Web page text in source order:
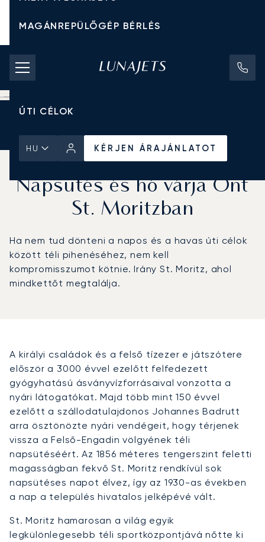
MAGÁNREPÜLŐGÉP BÉRLÉS
CHARTER ÁRAK
MAGÁNREPÜLŐGÉPEK
ÚTI CÉLOK
HU KÉRJEN ÁRAJÁNLATOT
Tökéletes téli úti cél:
Napsütés és hó várja Önt
St. Moritzban
Ha nem tud dönteni a napos és a havas úti célok
között téli pihenéséhez, nem kell
kompromisszumot kötnie. Irány St. Moritz, ahol
mindkettőt megtalálja.
A királyi családok és a felső tízezer e játszótere
először a 3000 évvel ezelőtt felfedezett
gyógyhatású ásványvízforrásaival vonzotta a
nyári látogatókat. Majd több mint 150 évvel
ezelőtt a szállodatulajdonos Johannes Badrutt
arra ösztönözte nyári vendégeit, hogy térjenek
vissza a Felső-Engadin völgyének téli
napsütéséért. Az 1856 méteres tengerszint feletti
magasságban fekvő St. Moritz rendkívül sok
napsütéses napot élvez, így az 1930-as években
a nap a település hivatalos jelképévé vált.
St. Moritz hamarosan a világ egyik
legkülönlegesebb téli sportközpontjává nőtte ki